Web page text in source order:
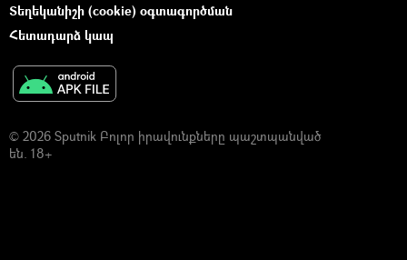
Տեղեկանիշի (cookie) օգտագործման
Հետադարձ կապ
© 2026 Sputnik Բոլոր իրավունքները պաշտպանված
են. 18+